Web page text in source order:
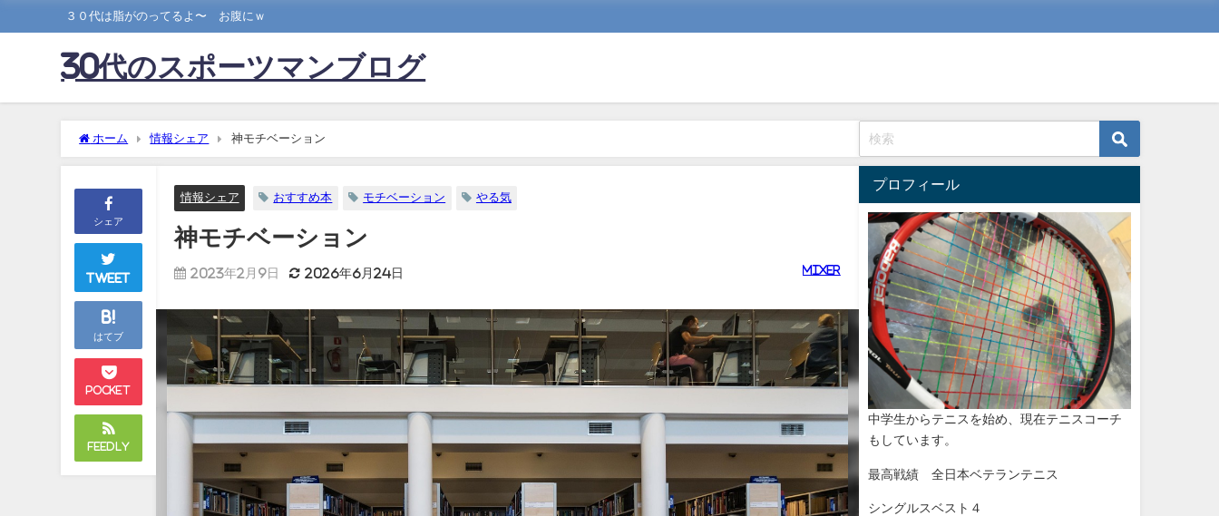
３０代は脂がのってるよ〜 お腹にｗ
30代のスポーツマンブログ
ホーム 情報シェア 神モチベーション
シェア
Tweet
B!
はてブ
Pocket
Feedly
情報シェア おすすめ本 モチベーション やる気
神モチベーション
2023年2月9日 2026年6月24日 mixer
プロフィール
中学生からテニスを始め、現在テニスコーチ
もしています。
最高戦績 全日本ベテランテニス
シングルスベスト４